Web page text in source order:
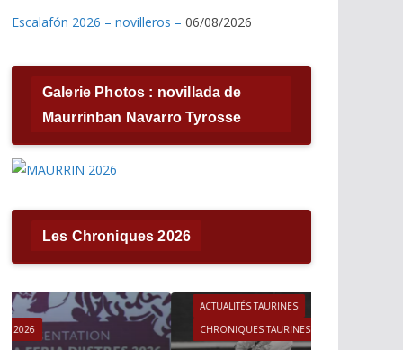
Escalafón 2026 – novilleros – 06/08/2026
Galerie Photos : novillada de
Maurrinban Navarro Tyrosse
Les Chroniques 2026
ACTUALITÉS TAURINES
CHRONIQUES TAURINES 2026